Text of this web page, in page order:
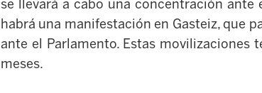
se llevará a cabo una concentración ante
habrá una manifestación en Gasteiz, que
ante el Parlamento. Estas movilizaciones
meses.